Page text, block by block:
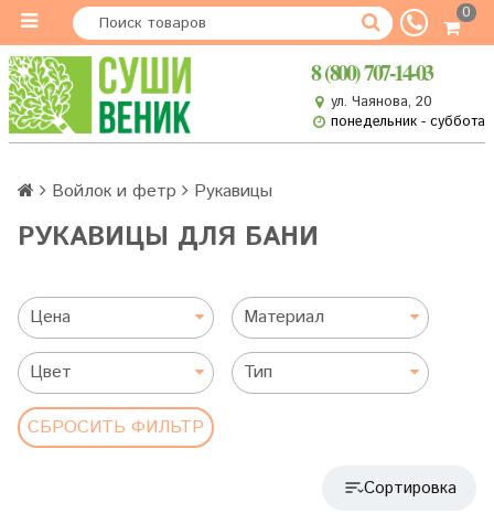
0
8 (800) 707-14-03
ул. Чаянова, 20
понедельник - суббота
Войлок и фетр Рукавицы
РУКАВИЦЫ ДЛЯ БАНИ
Цена Материал
Цвет Тип
СБРОСИТЬ ФИЛЬТР
Сортировка